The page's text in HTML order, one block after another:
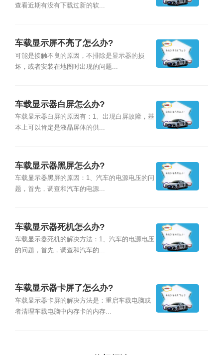
查看近期有没有下载过新的软...
车载显示屏不亮了怎么办?
可能是接触不良的原因，不排除是显示器的损
坏，或者安装在地图时出现的问题...
车载显示器白屏怎么办?
车载显示器白屏的原因有：1、出现白屏故障，基
本上可以肯定是液晶屏体的供...
车载显示器黑屏怎么办?
车载显示器黑屏的原因：1、汽车的电源电压的问
题，首先，调查和汽车的电源...
车载显示器死机怎么办?
车载显示器死机的解决方法：1、汽车的电源电压
的问题，首先，调查和汽车的...
车载显示器卡屏了怎么办?
车载显示器卡屏的解决方法是：重启车载电脑或
者清理车载电脑中内存卡的内存...